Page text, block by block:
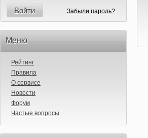
Войти Забыли пароль?
Меню
Рейтинг
Правила
О сервисе
Новости
Форум
Частые вопросы